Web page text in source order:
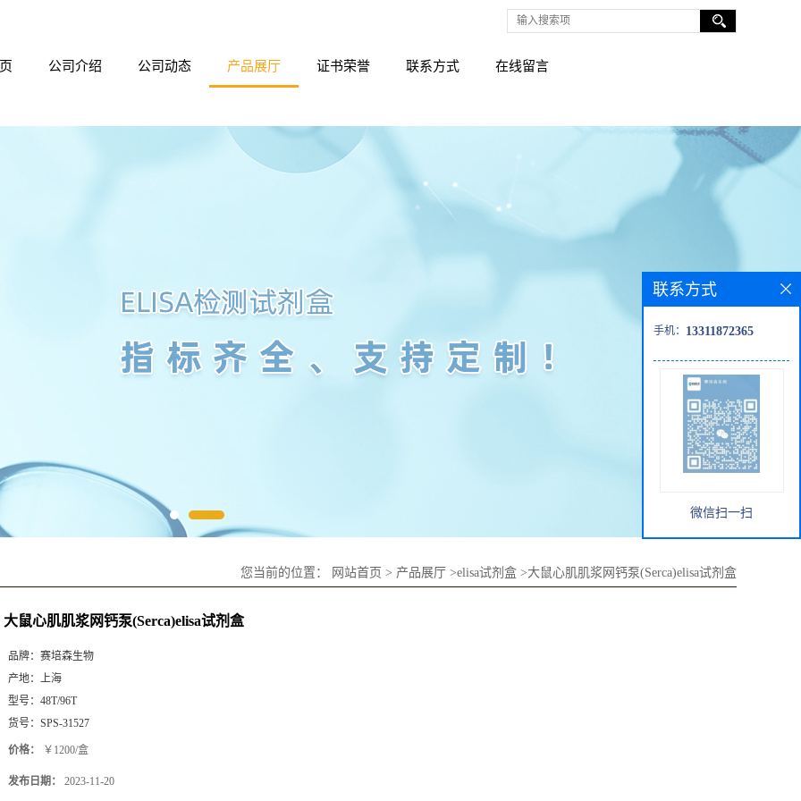
公司介绍 公司动态 产品展厅 证书荣誉 联系方式 在线留言
您当前的位置： 网站首页 > 产品展厅 >elisa试剂盒 >大鼠心肌肌浆网钙泵(Serca)elisa试剂盒
大鼠心肌肌浆网钙泵(Serca)elisa试剂盒
品牌： 赛培森生物
产地： 上海
型号： 48T/96T
货号： SPS-31527
价格： ￥1200/盒
发布日期： 2023-11-20
联系方式
手机： 13311872365
微信扫一扫